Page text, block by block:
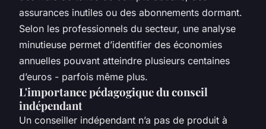
assurances inutiles ou des abonnements dormant.
Selon les professionnels du secteur, une analyse
minutieuse permet d’identifier des économies
annuelles pouvant atteindre plusieurs centaines
d’euros - parfois même plus.
L'importance pédagogique du conseil
indépendant
Un conseiller indépendant n’a pas de produit à